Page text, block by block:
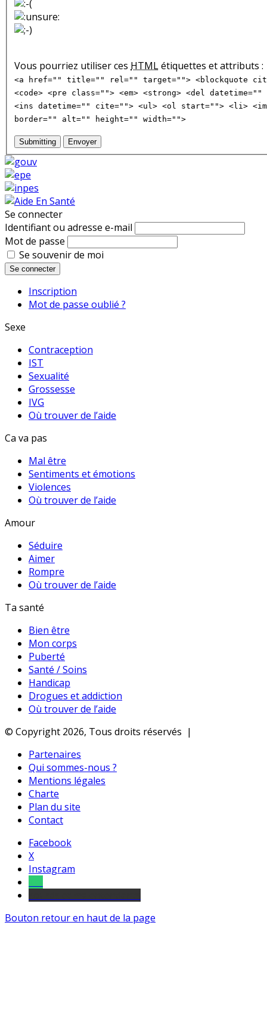
Vous pourriez utiliser ces HTMLétiquettes et attributs :
<a href="" title="" rel="" target=""> <blockquote
<code> <pre class=""> <em> <strong> <del
<ins datetime="" cite=""> <ul> <ol start=""> <li>
border="" alt="" height="" width="">
Submitting Envoyer
Se connecter
Identifiant ou adresse e-mail
Mot de passe
Se souvenir de moi
Se connecter
Inscription
Mot de passe oublié ?
Sexe
Contraception
IST
Sexualité
Grossesse
IVG
Où trouver de l’aide
Ca va pas
Mal être
Sentiments et émotions
Violences
Où trouver de l’aide
Amour
Séduire
Aimer
Rompre
Où trouver de l’aide
Ta santé
Bien être
Mon corps
Puberté
Santé / Soins
Handicap
Drogues et addiction
Où trouver de l’aide
© Copyright 2026, Tous droits réservés |
Partenaires
Qui sommes-nous ?
Mentions légales
Charte
Plan du site
Contact
Facebook
X
Instagram
Bouton retour en haut de la page